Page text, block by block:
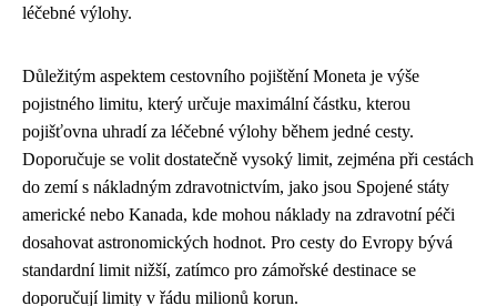
léčebné výlohy.
Důležitým aspektem cestovního pojištění Moneta je výše
pojistného limitu, který určuje maximální částku, kterou
pojišťovna uhradí za léčebné výlohy během jedné cesty.
Doporučuje se volit dostatečně vysoký limit, zejména při cestách
do zemí s nákladným zdravotnictvím, jako jsou Spojené státy
americké nebo Kanada, kde mohou náklady na zdravotní péči
dosahovat astronomických hodnot. Pro cesty do Evropy bývá
standardní limit nižší, zatímco pro zámořské destinace se
doporučují limity v řádu milionů korun.